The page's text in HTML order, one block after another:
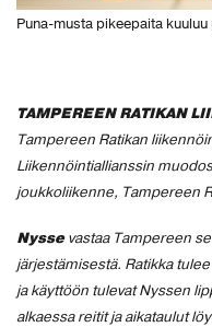
Puna-musta pikeepaita
TAMPEREEN RATIKAN
Tampereen Ratikan
Liikennöintiallianssin
joukkoliikenne, Tampereen
Nyssevastaa Tampereen
järjestämisestä. Ratikka
ja käyttöön tulevat Nyssen
alkaessa reitit ja aikataulut